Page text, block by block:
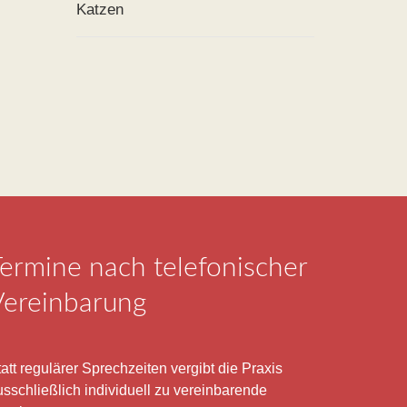
Katzen
Termine nach telefonischer
regulärer Sprechzeiten vergibt die Praxis
individuell zu vereinbarende